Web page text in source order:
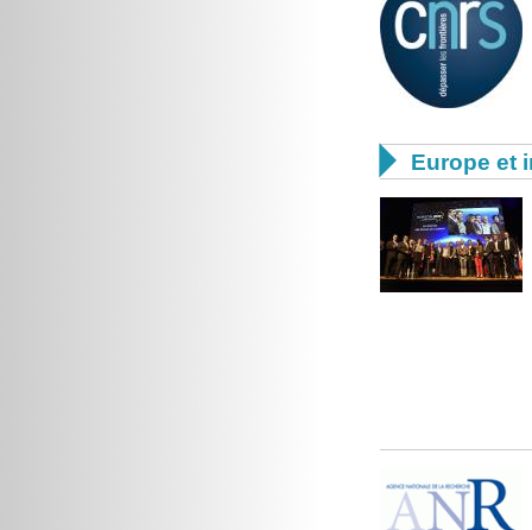
 Europe et